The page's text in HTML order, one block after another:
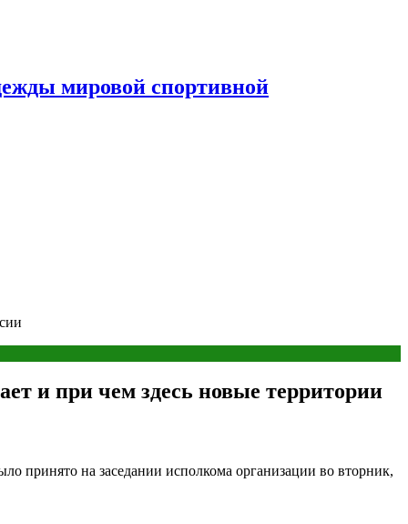
мировой спортивной
и при чем здесь новые территории
на заседании исполкома организации во вторник,